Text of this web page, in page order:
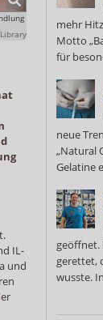
IL-
und
mehr
Motto
für
neue
„Natural
Gelatine
geöffnet.
gerettet,
wusste.